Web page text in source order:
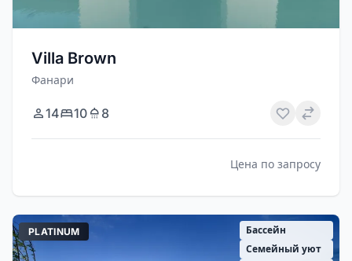
Villa Brown
Фанари
14 10 8
Цена по запросу
PLATINUM
Бассейн
Семейный уют